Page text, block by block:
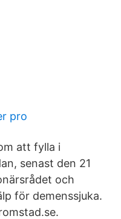
pro
att fylla i
senast den 21
och
för demenssjuka.